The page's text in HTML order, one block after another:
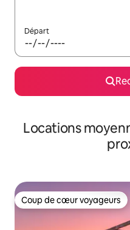
Départ
Locations
Coup de cœur voyageurs
Coup de cœur voyageurs